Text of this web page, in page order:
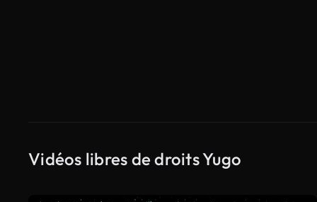
Vidéos libres de droits Yugo